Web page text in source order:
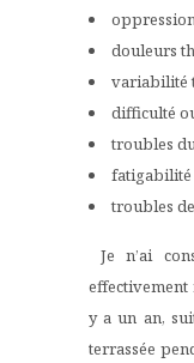
douleurs
variabilité
difficulté
troubles
fatigabilité
troubles
Je n’ai
effectivement
y a un an,
terrassée